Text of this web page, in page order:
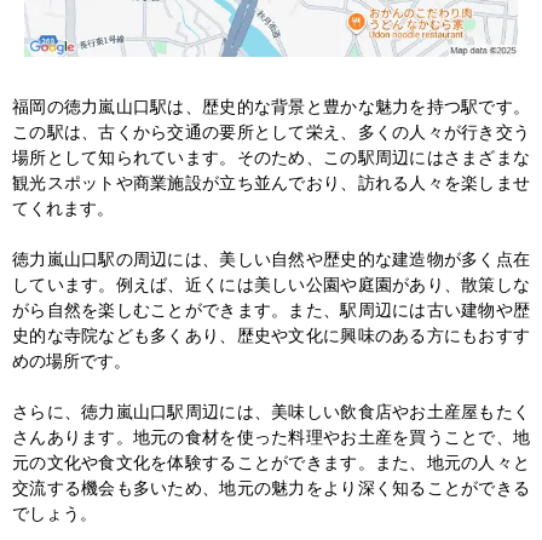
福岡の徳力嵐山口駅は、歴史的な背景と豊かな魅力を持つ駅です。
この駅は、古くから交通の要所として栄え、多くの人々が行き交う
場所として知られています。そのため、この駅周辺にはさまざまな
観光スポットや商業施設が立ち並んでおり、訪れる人々を楽しませ
てくれます。
徳力嵐山口駅の周辺には、美しい自然や歴史的な建造物が多く点在
しています。例えば、近くには美しい公園や庭園があり、散策しな
がら自然を楽しむことができます。また、駅周辺には古い建物や歴
史的な寺院なども多くあり、歴史や文化に興味のある方にもおすす
めの場所です。
さらに、徳力嵐山口駅周辺には、美味しい飲食店やお土産屋もたく
さんあります。地元の食材を使った料理やお土産を買うことで、地
元の文化や食文化を体験することができます。また、地元の人々と
交流する機会も多いため、地元の魅力をより深く知ることができる
でしょう。